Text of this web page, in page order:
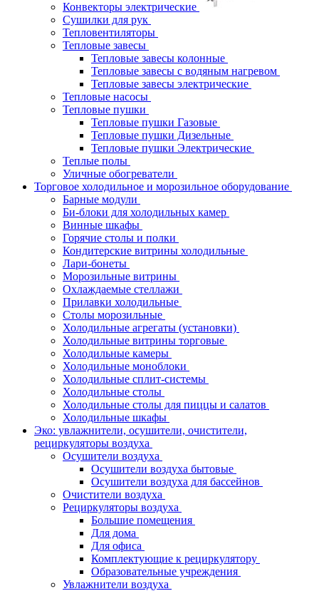
Конвекторы электрические
Сушилки для рук
Тепловентиляторы
Тепловые завесы
Тепловые завесы колонные
Тепловые завесы с водяным нагревом
Тепловые завесы электрические
Тепловые насосы
Тепловые пушки
Тепловые пушки Газовые
Тепловые пушки Дизельные
Тепловые пушки Электрические
Теплые полы
Уличные обогреватели
Торговое холодильное и морозильное оборудование
Барные модули
Би-блоки для холодильных камер
Винные шкафы
Горячие столы и полки
Кондитерские витрины холодильные
Лари-бонеты
Морозильные витрины
Охлаждаемые стеллажи
Прилавки холодильные
Столы морозильные
Холодильные агрегаты (установки)
Холодильные витрины торговые
Холодильные камеры
Холодильные моноблоки
Холодильные сплит-системы
Холодильные столы
Холодильные столы для пиццы и салатов
Холодильные шкафы
Эко: увлажнители, осушители, очистители,
рециркуляторы воздуха
Осушители воздуха
Осушители воздуха бытовые
Осушители воздуха для бассейнов
Очистители воздуха
Рециркуляторы воздуха
Большие помещения
Для дома
Для офиса
Комплектующие к рециркулятору
Образовательные учреждения
Увлажнители воздуха